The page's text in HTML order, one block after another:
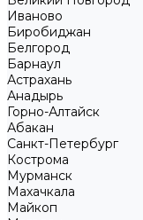
Иваново
Биробиджан
Белгород
Барнаул
Астрахань
Анадырь
Горно-Алтайск
Абакан
Санкт-Петербург
Кострома
Мурманск
Махачкала
Майкоп